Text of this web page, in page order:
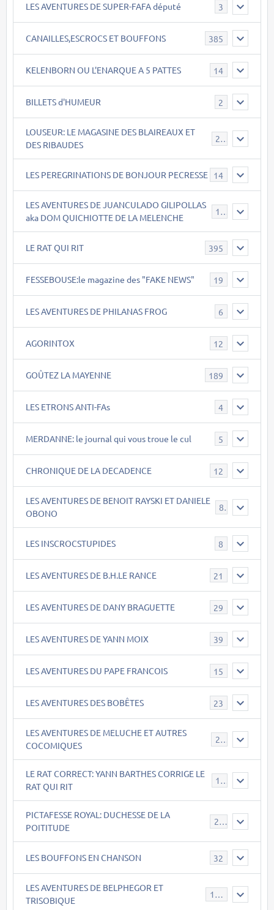
LES AVENTURES DE SUPER-FAFA député 3
CANAILLES,ESCROCS ET BOUFFONS 385
KELENBORN OU L'ENARQUE A 5 PATTES 14
BILLETS d'HUMEUR 2
LOUSEUR: LE MAGASINE DES BLAIREAUX ET
DES RIBAUDES
21
LES PEREGRINATIONS DE BONJOUR PECRESSE 14
LES AVENTURES DE JUANCULADO GILIPOLLAS
aka DOM QUICHIOTTE DE LA MELENCHE
119
LE RAT QUI RIT 395
FESSEBOUSE:le magazine des "FAKE NEWS" 19
LES AVENTURES DE PHILANAS FROG 6
AGORINTOX 12
GOÛTEZ LA MAYENNE 189
LES ETRONS ANTI-FAs 4
MERDANNE: le journal qui vous troue le cul 5
CHRONIQUE DE LA DECADENCE 12
LES AVENTURES DE BENOIT RAYSKI ET DANIELE
OBONO
8
LES INSCROCSTUPIDES 8
LES AVENTURES DE B.H.LE RANCE 21
LES AVENTURES DE DANY BRAGUETTE 29
LES AVENTURES DE YANN MOIX 39
LES AVENTURES DU PAPE FRANCOIS 15
LES AVENTURES DES BOBÊTES 23
LES AVENTURES DE MELUCHE ET AUTRES
COCOMIQUES
22
LE RAT CORRECT: YANN BARTHES CORRIGE LE
RAT QUI RIT
15
PICTAFESSE ROYAL: DUCHESSE DE LA
POITITUDE
23
LES BOUFFONS EN CHANSON 32
LES AVENTURES DE BELPHEGOR ET
TRISOBIQUE
147